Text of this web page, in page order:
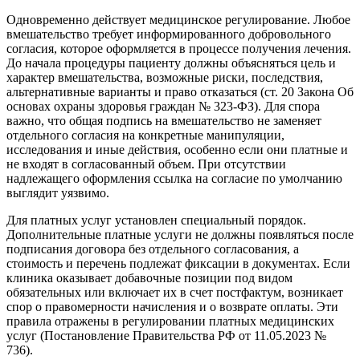
Одновременно действует медицинское регулирование. Любое
вмешательство требует информированного добровольного
согласия, которое оформляется в процессе получения лечения.
До начала процедуры пациенту должны объясняться цель и
характер вмешательства, возможные риски, последствия,
альтернативные варианты и право отказаться (ст. 20 Закона Об
основах охраны здоровья граждан № 323-ФЗ). Для спора
важно, что общая подпись на вмешательство не заменяет
отдельного согласия на конкретные манипуляции,
исследования и иные действия, особенно если они платные и
не входят в согласованный объем. При отсутствии
надлежащего оформления ссылка на согласие по умолчанию
выглядит уязвимо.
Для платных услуг установлен специальный порядок.
Дополнительные платные услуги не должны появляться после
подписания договора без отдельного согласования, а
стоимость и перечень подлежат фиксации в документах. Если
клиника оказывает добавочные позиции под видом
обязательных или включает их в счет постфактум, возникает
спор о правомерности начисления и о возврате оплаты. Эти
правила отражены в регулировании платных медицинских
услуг (Постановление Правительства РФ от 11.05.2023 №
736).